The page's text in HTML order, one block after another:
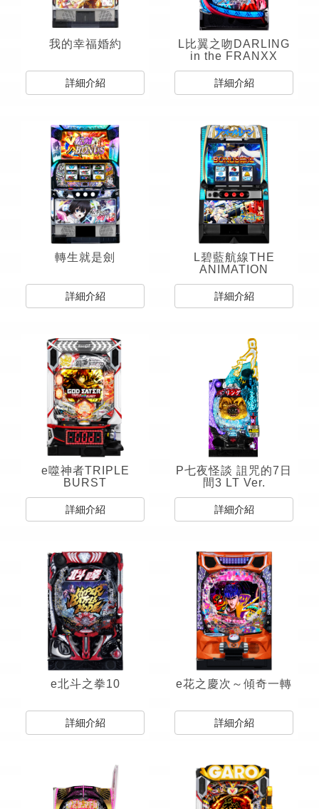
我的幸福婚約
詳細介紹
L比翼之吻DARLING
in the FRANXX
詳細介紹
轉生就是劍
詳細介紹
L碧藍航線THE
ANIMATION
詳細介紹
e噬神者TRIPLE
BURST
詳細介紹
P七夜怪談 詛咒的7日
間3 LT Ver.
詳細介紹
e北斗之拳10
詳細介紹
e花之慶次～傾奇一轉
詳細介紹